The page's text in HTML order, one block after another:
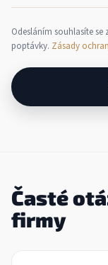
Odesláním souhlasíte
poptávky. Zásady
Časté
firmy